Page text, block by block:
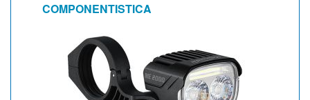
COMPONENTISTICA